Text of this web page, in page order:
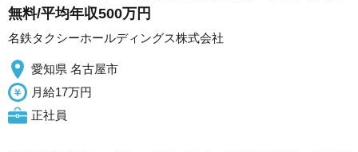
無料/平均年収500万円
名鉄タクシーホールディングス株式会社
愛知県 名古屋市
月給17万円
正社員